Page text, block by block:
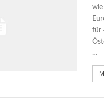
wie
für
…